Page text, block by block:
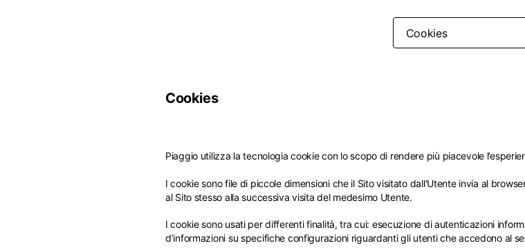
Cookies
Piaggio utilizza la tecnologia cookie con lo scopo di rendere più piacevole
I cookie sono file di piccole dimensioni che il Sito visitato dall'Utente invia al
al Sito stesso alla successiva visita del medesimo Utente.
I cookie sono usati per differenti finalità, tra cui: esecuzione di autenticazioni
d’informazioni su specifiche configurazioni riguardanti gli utenti che accedono al
Seleziona la tua
Il catalogo e i servizi disponibili possono
Cambiando località il contenuto del carrello e della